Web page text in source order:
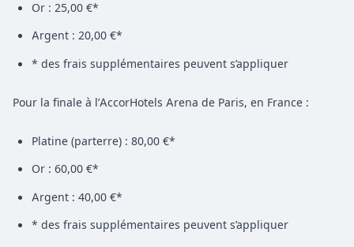
Or : 25,00 €*
Argent : 20,00 €*
* des frais supplémentaires peuvent s’appliquer
Pour la finale à l’AccorHotels Arena de Paris, en France :
Platine (parterre) : 80,00 €*
Or : 60,00 €*
Argent : 40,00 €*
* des frais supplémentaires peuvent s’appliquer